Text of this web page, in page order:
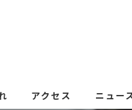
アクセス ニュー